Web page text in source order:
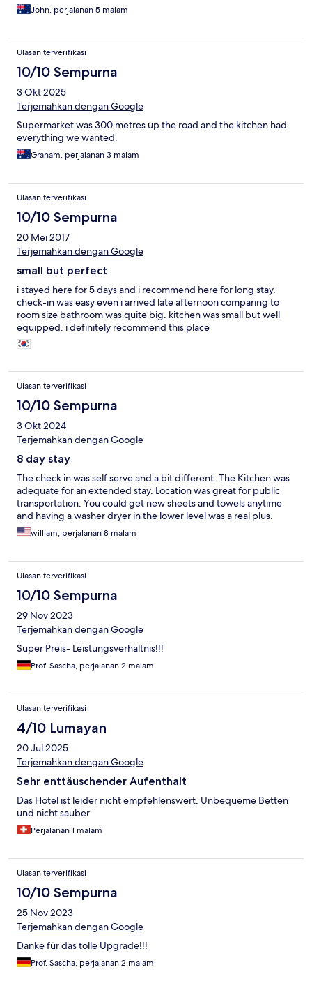
John, perjalanan 5 malam
Ulasan terverifikasi
10/10 Sempurna
3 Okt 2025
Terjemahkan dengan Google
Supermarket was 300 metres up the road and the kitchen had
everything we wanted.
Graham, perjalanan 3 malam
Ulasan terverifikasi
10/10 Sempurna
20 Mei 2017
Terjemahkan dengan Google
small but perfect
i stayed here for 5 days and i recommend here for long stay.
check-in was easy even i arrived late afternoon comparing to
room size bathroom was quite big. kitchen was small but well
equipped. i definitely recommend this place
Ulasan terverifikasi
10/10 Sempurna
3 Okt 2024
Terjemahkan dengan Google
8 day stay
The check in was self serve and a bit different. The Kitchen was
adequate for an extended stay. Location was great for public
transportation. You could get new sheets and towels anytime
and having a washer dryer in the lower level was a real plus.
william, perjalanan 8 malam
Ulasan terverifikasi
10/10 Sempurna
29 Nov 2023
Terjemahkan dengan Google
Super Preis- Leistungsverhältnis!!!
Prof. Sascha, perjalanan 2 malam
Ulasan terverifikasi
4/10 Lumayan
20 Jul 2025
Terjemahkan dengan Google
Sehr enttäuschender Aufenthalt
Das Hotel ist leider nicht empfehlenswert. Unbequeme Betten
und nicht sauber
Perjalanan 1 malam
Ulasan terverifikasi
10/10 Sempurna
25 Nov 2023
Terjemahkan dengan Google
Danke für das tolle Upgrade!!!
Prof. Sascha, perjalanan 2 malam